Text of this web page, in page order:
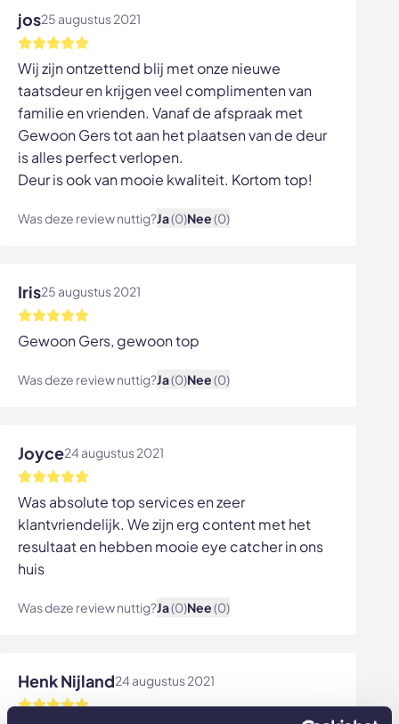
jos25 augustus 2021
Wij zijn ontzettend blij met onze nieuwe
taatsdeur en krijgen veel complimenten van
familie en vrienden. Vanaf de afspraak met
Gewoon Gers tot aan het plaatsen van de deur
is alles perfect verlopen.
Deur is ook van mooie kwaliteit. Kortom top!
Was deze review nuttig?Ja(0)Nee(0)
Iris25 augustus 2021
Gewoon Gers, gewoon top
Was deze review nuttig?Ja(0)Nee(0)
Joyce24 augustus 2021
Was absolute top services en zeer
klantvriendelijk. We zijn erg content met het
resultaat en hebben mooie eye catcher in ons
huis
Was deze review nuttig?Ja(0)Nee(0)
Henk Nijland24 augustus 2021